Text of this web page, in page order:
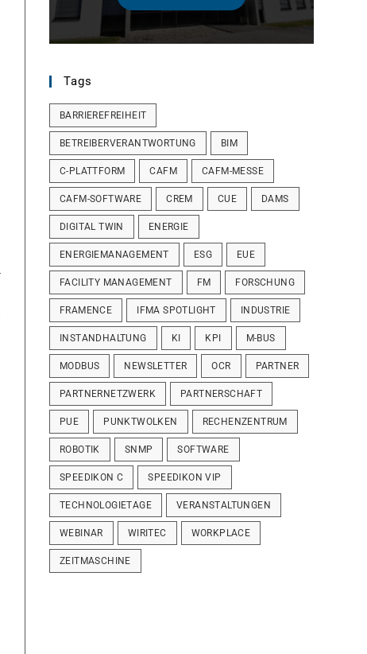
Tags
BARRIEREFREIHEIT
BETREIBERVERANTWORTUNG BIM
C-PLATTFORM CAFM CAFM-MESSE
CAFM-SOFTWARE CREM CUE DAMS
DIGITAL TWIN ENERGIE
ENERGIEMANAGEMENT ESG EUE
FACILITY MANAGEMENT FM FORSCHUNG
FRAMENCE IFMA SPOTLIGHT INDUSTRIE
INSTANDHALTUNG KI KPI M-BUS
MODBUS NEWSLETTER OCR PARTNER
PARTNERNETZWERK PARTNERSCHAFT
PUE PUNKTWOLKEN RECHENZENTRUM
ROBOTIK SNMP SOFTWARE
SPEEDIKON C SPEEDIKON VIP
TECHNOLOGIETAGE VERANSTALTUNGEN
WEBINAR WIRITEC WORKPLACE
ZEITMASCHINE